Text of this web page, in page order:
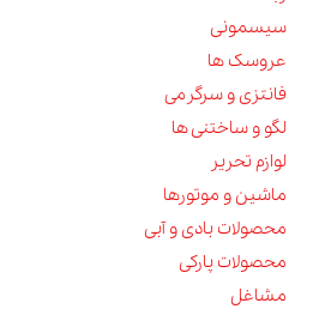
سیسمونی
عروسک ها
فانتزی و سرگرمی
لگو و ساختنی ها
لوازم تحریر
ماشین و موتورها
محصولات بادی و آبی
محصولات پارکی
مشاغل